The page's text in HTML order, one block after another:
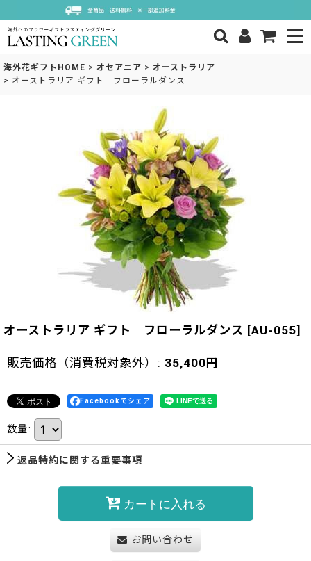
海外花ギフトHOME > オセアニア > オーストラリア
> オーストラリア ギフト｜フローラルダンス
オーストラリア ギフト｜フローラルダンス [AU-055]
販売価格（消費税対象外） : 35,400 円
Facebookでシェア
数量:
返品特約に関する重要事項
カートに入れる
お問い合わせ